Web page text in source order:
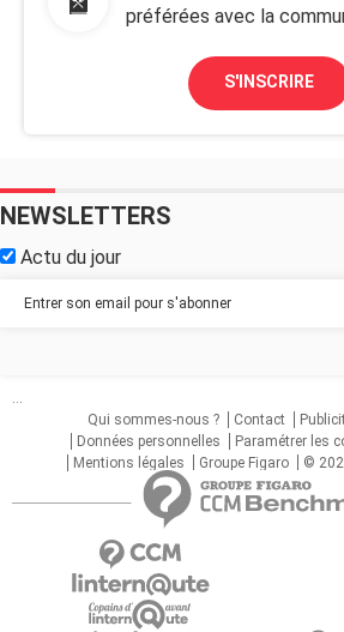
préférées avec la
S'INSCRIRE
NEWSLETTERS
Actu du jour
...
Qui sommes-nous ?
Contact
Données personnelles
Paramétrer les
Mentions légales
Groupe Figaro ©